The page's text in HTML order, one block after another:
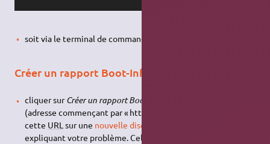
soit via le terminal de commande en tapant
Créer un rapport Boot-Info
cliquer surCréer un rapport BootInfo
(adresse commençant par « http: » ) qui apparaît et indiquez
cette URL sur une nouvelle discussion du forum ubuntu-fr
expliquant votre problème. Cela permettra aux personnes